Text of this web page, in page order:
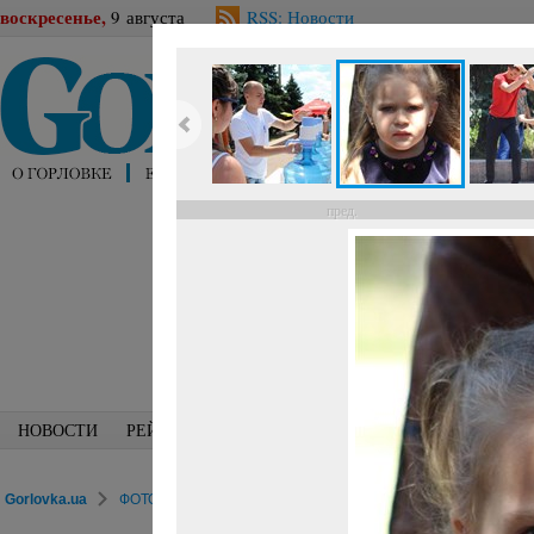
воскресенье, 9 августа RSS: Новости
НОВОСТИ РЕЙТИНГИ СПЕЦИАЛИСТЫ
Gorlovka.ua ФОТОРЕПОРТАЖИ
пред.